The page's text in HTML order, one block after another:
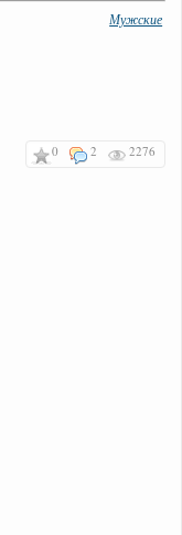
Мужские
0 2 2276